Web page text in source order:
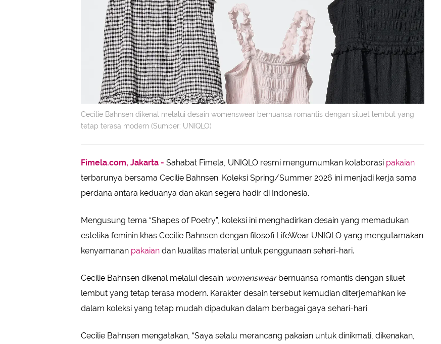
Cecilie Bahnsen dikenal melalui desain womenswear bernuansa romantis dengan siluet lembut yang
tetap terasa modern (Sumber: UNIQLO)
Fimela.com, Jakarta - Sahabat Fimela, UNIQLO resmi mengumumkan kolaborasi pakaian
terbarunya bersama Cecilie Bahnsen. Koleksi Spring/Summer 2026 ini menjadi kerja sama
perdana antara keduanya dan akan segera hadir di Indonesia.
Mengusung tema “Shapes of Poetry”, koleksi ini menghadirkan desain yang memadukan
estetika feminin khas Cecilie Bahnsen dengan filosofi LifeWear UNIQLO yang mengutamakan
kenyamanan pakaian dan kualitas material untuk penggunaan sehari-hari.
Cecilie Bahnsen dikenal melalui desain womenswearbernuansa romantis dengan siluet
lembut yang tetap terasa modern. Karakter desain tersebut kemudian diterjemahkan ke
dalam koleksi yang tetap mudah dipadukan dalam berbagai gaya sehari-hari.
Cecilie Bahnsen mengatakan, “Saya selalu merancang pakaian untuk dinikmati, dikenakan,